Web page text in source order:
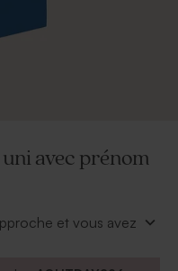
avec prénom
et vous avez